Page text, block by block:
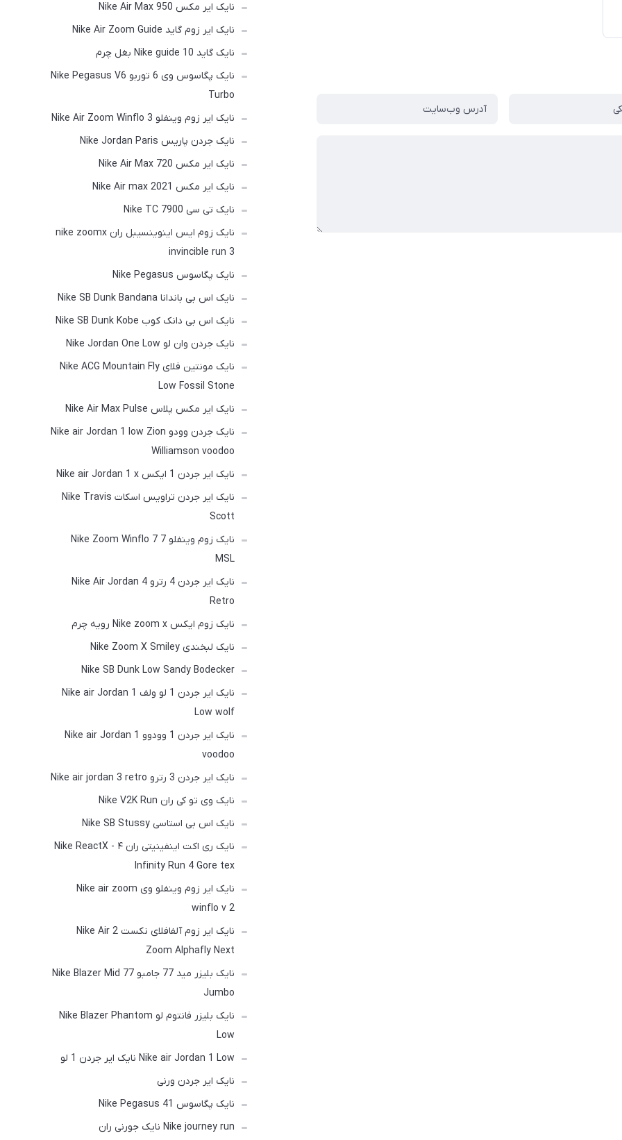
نایک ایر مکس Nike Air Max 950
نایک ایر زوم گاید Nike Air Zoom Guide
نایک گاید Nike guide 10 بغل چرم
نایک پگاسوس وی 6 توربو Nike Pegasus V6
Turbo
نایک ایر زوم وینفلو Nike Air Zoom Winflo 3
نایک جردن پاریس Nike Jordan Paris
نایک ایر مکس Nike Air Max 720
نایک ایر مکس Nike Air max 2021
نایک تی سی Nike TC 7900
نایک زوم ایس اینوینسیبل ران nike zoomx
invincible run 3
نایک پگاسوس Nike Pegasus
نایک اس بی باندانا Nike SB Dunk Bandana
نایک اس بی دانک کوب Nike SB Dunk Kobe
نایک جردن وان لو Nike Jordan One Low
نایک مونتین فلای Nike ACG Mountain Fly
Low Fossil Stone
نایک ایر مکس پلاس Nike Air Max Pulse
نایک جردن وودو Nike air Jordan 1 low Zion
Williamson voodoo
نایک ایر جردن 1 ایکس Nike air Jordan 1 x
نایک ایر جردن تراویس اسکات Nike Travis
Scott
نایک زوم وینفلو 7 Nike Zoom Winflo 7
MSL
نایک ایر جردن 4 رترو Nike Air Jordan 4
Retro
نایک زوم ایکس Nike zoom x رویه چرم
نایک لبخندی Nike Zoom X Smiley
Nike SB Dunk Low Sandy Bodecker
نایک ایر جردن 1 لو ولف Nike air Jordan 1
Low wolf
نایک ایر جردن 1 وودوو Nike air Jordan 1
voodoo
نایک ایر جردن 3 رترو Nike air jordan 3 retro
نایک وی تو کی ران Nike V2K Run
نایک اس بی استاسی Nike SB Stussy
نایک ری اکت اینفینیتی ران ۴ - Nike ReactX
Infinity Run 4 Gore tex
نایک ایر زوم وینفلو وی Nike air zoom
winflo v 2
نایک ایر زوم آلفافلای نکست 2 Nike Air
Zoom Alphafly Next
نایک بلیزر مید 77 جامبو Nike Blazer Mid 77
Jumbo
نایک بلیزر فانتوم لو Nike Blazer Phantom
Low
Nike air Jordan 1 Low نایک ایر جردن 1 لو
نایک ایر جردن ورنی
نایک پگاسوس Nike Pegasus 41
Nike journey run نایک جورنی ران